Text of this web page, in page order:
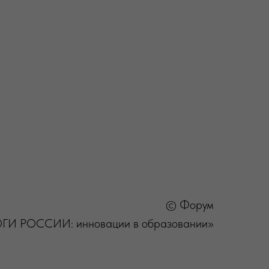
© Форум
РОССИИ: инновации в образовании»